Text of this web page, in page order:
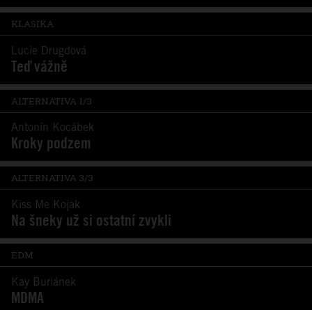
KLASIKA
Lucie Drugdová
Teď vážně
ALTERNATIVA 1/3
Antonín Kocábek
Kroky podzem
ALTERNATIVA 3/3
Kiss Me Kojak
Na šneky už si ostatní zvykli
EDM
Kay Buriánek
MDMA